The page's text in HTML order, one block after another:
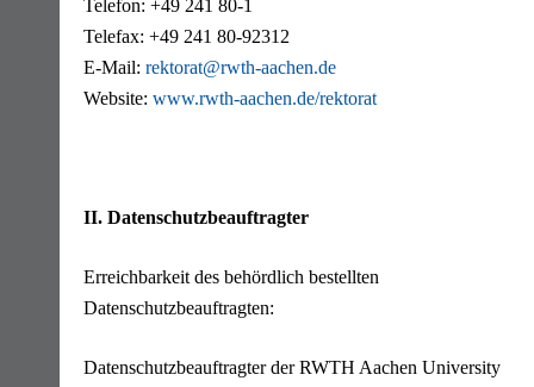
Telefon: +49 241 80-1
Telefax: +49 241 80-92312
E-Mail: rektorat@rwth-aachen.de
Website: www.rwth-aachen.de/rektorat
II. Datenschutzbeauftragter
Erreichbarkeit des behördlich bestellten
Datenschutzbeauftragten:
Datenschutzbeauftragter der RWTH Aachen University